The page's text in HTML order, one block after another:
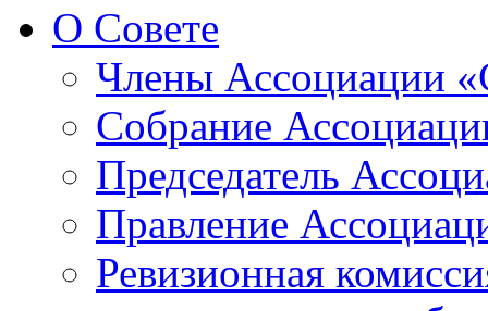
О Совете
Члены Ассоциации
Собрание
Председатель
Правление
Ревизионная